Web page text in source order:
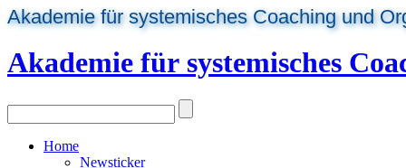
Akademie für systemisches Coaching und
Akademie für systemisches
Home
Newsticker